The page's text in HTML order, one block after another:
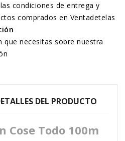
condiciones de entrega y
comprados en Ventadetelas
que necesitas sobre nuestra
DEL PRODUCTO
Cose Todo 100m